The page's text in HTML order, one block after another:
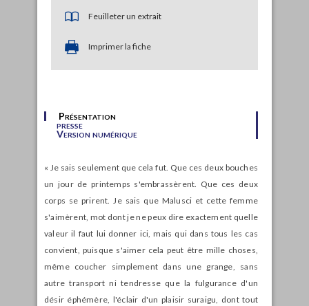
Feuilleter un extrait
Imprimer la fiche
Présentation
presse
Version numérique
« Je sais seulement que cela fut. Que ces deux bouches
un jour de printemps s'embrassèrent. Que ces deux
corps se prirent. Je sais que Malusci et cette femme
s'aimèrent, mot dont je ne peux dire exactement quelle
valeur il faut lui donner ici, mais qui dans tous les cas
convient, puisque s'aimer cela peut être mille choses,
même coucher simplement dans une grange, sans
autre transport ni tendresse que la fulgurance d'un
désir éphémère, l'éclair d'un plaisir suraigu, dont tout